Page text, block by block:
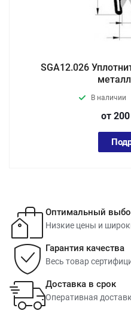
SGA12.026
В наличии
от 200
Оптимальный
Низкие цены и
Гарантия качества
Весь товар
Доставка в срок
Оперативная